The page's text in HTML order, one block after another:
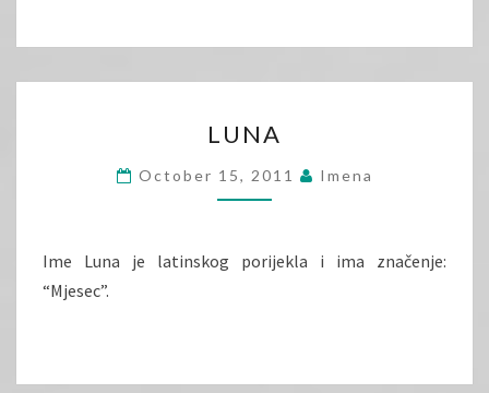
LUNA
October 15, 2011 Imena
Ime Luna je latinskog porijekla i ima značenje:
“Mjesec”.